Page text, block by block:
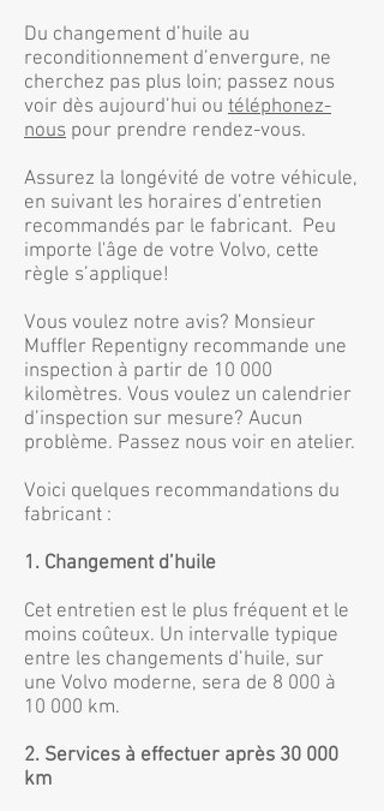
Du changement d’huile au
reconditionnement d’envergure, ne
cherchez pas plus loin; passez nous
voir dès aujourd’hui ou téléphonez-
nous pour prendre rendez-vous.
Assurez la longévité de votre véhicule,
en suivant les horaires d’entretien
recommandés par le fabricant. Peu
importe l'âge de votre Volvo, cette
règle s’applique!
Vous voulez notre avis? Monsieur
Muffler Repentigny recommande une
inspection à partir de 10 000
kilomètres. Vous voulez un calendrier
d’inspection sur mesure? Aucun
problème. Passez nous voir en atelier.
Voici quelques recommandations du
fabricant :
1. Changement d’huile
Cet entretien est le plus fréquent et le
moins coûteux. Un intervalle typique
entre les changements d’huile, sur
une Volvo moderne, sera de 8 000 à
10 000 km.
2. Services à effectuer après 30 000
km